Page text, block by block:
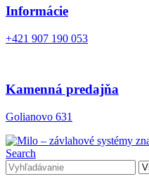
Informácie
+421 907 190 053
Kamenná predajňa
Golianovo 631
Search